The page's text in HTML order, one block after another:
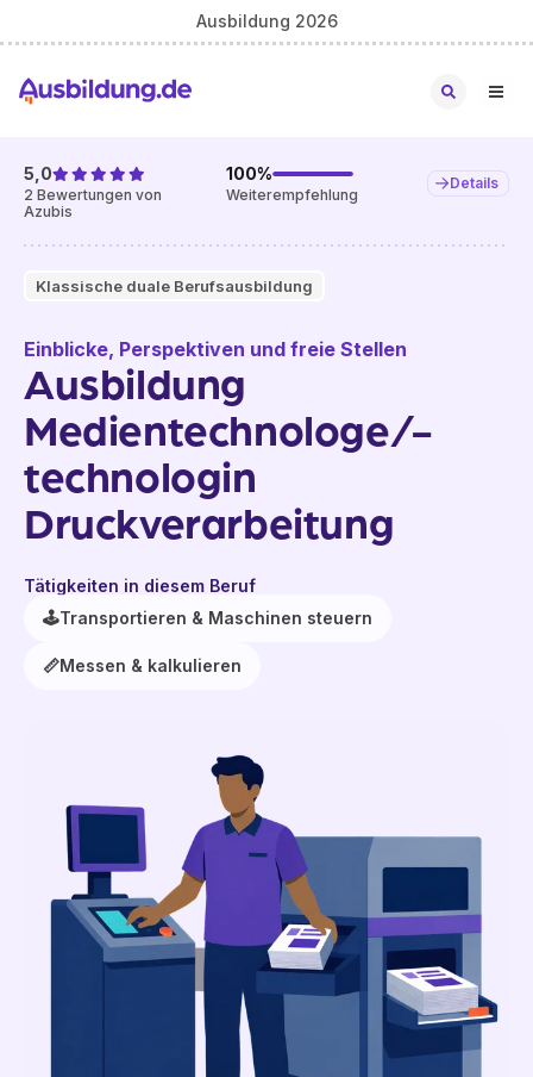
Ausbildung 2026
Klassische duale Berufsausbildung
5,0
2 Bewertungen von
Azubis
100%
Weiterempfehlung
Details
Einblicke, Perspektiven und freie Stellen
Ausbildung
Medientechnologe/-
technologin
Druckverarbeitung
Tätigkeiten in diesem Beruf
🕹️Transportieren & Maschinen steuern
📏Messen & kalkulieren